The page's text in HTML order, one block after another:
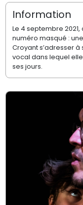
Information
Le 4 septembre
numéro masqué :
Croyant s’adresser
vocal dans lequel
ses jours.